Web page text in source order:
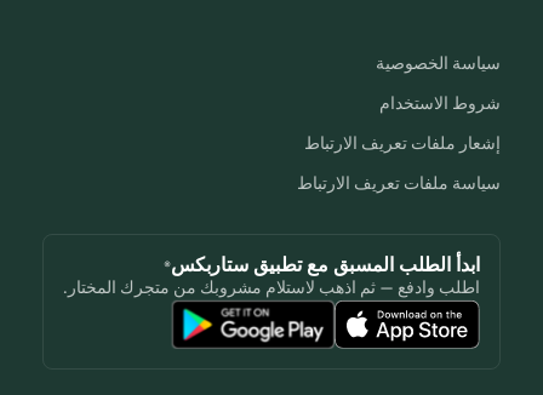
سياسة الخصوصية
شروط الاستخدام
إشعار ملفات تعريف الارتباط
سياسة ملفات تعريف الارتباط
ابدأ الطلب المسبق مع تطبيق ستاربكس®
اطلب وادفع — ثم اذهب لاستلام مشروبك من متجرك المختار.